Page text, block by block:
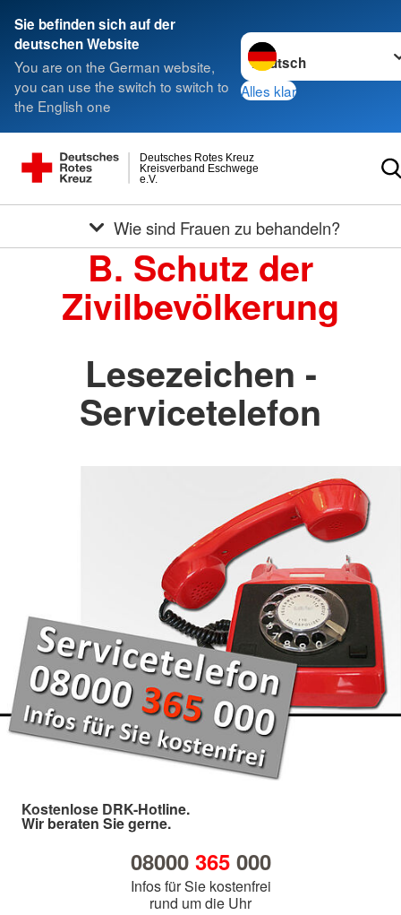
Sie befinden sich auf der
deutschen Website
You are on the German website,
you can use the switch to switch to
the English one
Sprache wechseln zu
Alles klar
e.V.
Kreisverband Eschwege
Deutsches Rotes Kreuz
Wie sind Frauen zu behandeln?
B. Schutz der
Zivilbevölkerung
Lesezeichen -
Servicetelefon
Kostenlose DRK-Hotline.
Wir beraten Sie gerne.
08000 365000
Infos für Sie kostenfrei
rund um die Uhr